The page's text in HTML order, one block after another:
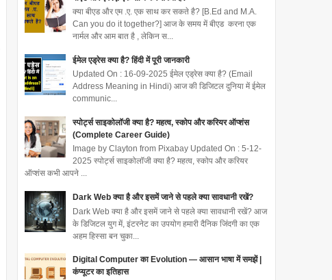
क्या बीएड और एम .ए. एक साथ कर सकते है? [B.Ed and M.A.
Can you do it together?] आज के समय में बीएड करना एक
नार्मल और आम बात है , लेकिन स...
ईमेल एड्रेस क्या है? हिंदी में पूरी जानकारी
Updated On : 16-09-2025 ईमेल एड्रेस क्या है? (Email
Address Meaning in Hindi) आज की डिजिटल दुनिया में ईमेल
communic...
स्पोर्ट्स साइकोलॉजी क्या है? महत्व, स्कोप और करियर ऑप्शंस
(Complete Career Guide)
Image by Clayton from Pixabay Updated On : 5-12-
2025 स्पोर्ट्स साइकोलॉजी क्या है? महत्व, स्कोप और करियर
ऑप्शंस कभी आपने ...
Dark Web क्या है और इसमें जाने से पहले क्या सावधानी रखें?
Dark Web क्या है और इसमें जाने से पहले क्या सावधानी रखें? आज
के डिजिटल युग में, इंटरनेट का उपयोग हमारी दैनिक जिंदगी का एक
अहम हिस्सा बन चुका...
Digital Computer का Evolution — आसान भाषा में समझें |
कंप्यूटर का इतिहास